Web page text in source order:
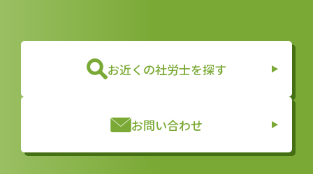
や資料のご送付に利用いたします。
個人情報の第三者への開示・提供の
本会は、お客さまよりお預かりした個人情報を適切に管理
し、次のいずれかに該当する場合を除き、個人情報を第三者
に開示いたしません。
お近くの社労士を探す
お問い合わせ